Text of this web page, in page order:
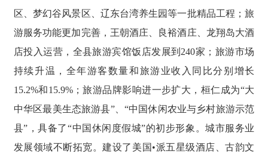
区、梦幻谷风景区、辽东台湾养生园等一批精品工程；旅
游服务功能更加完善，王朝酒庄、良裕酒庄、龙翔岛大酒
店投入运营，全县旅游宾馆饭店发展到240家；旅游市场
持续升温，全年游客数量和旅游业收入同比分别增长
15.2%和15.9%；旅游品牌影响进一步扩大，桓仁成为“大
中华区最美生态旅游县”、“中国休闲农业与乡村旅游示范
县”，具备了“中国休闲度假城”的初步形象。城市服务业
发展领域不断拓宽。建设了美国•派五星级酒店、古韵文